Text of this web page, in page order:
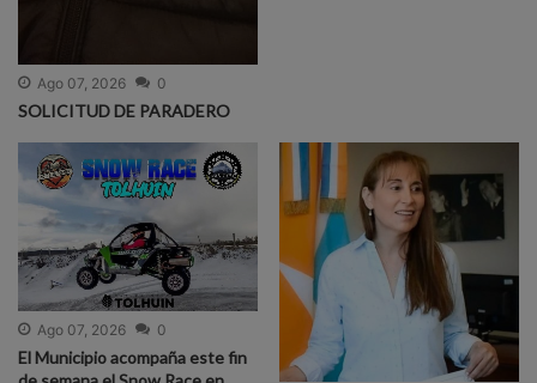
Ago 07, 2026 0
SOLICITUD DE PARADERO
Ago 07, 2026 0
El Municipio acompaña este fin